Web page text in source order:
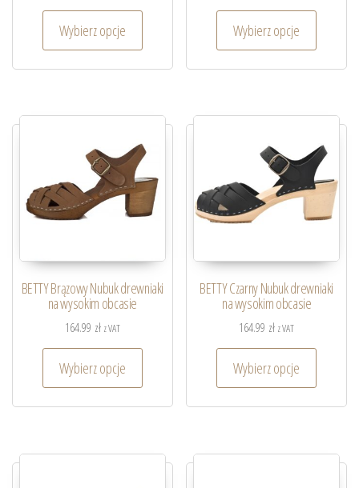
Wybierz opcje Wybierz opcje
BETTY Brązowy Nubuk drewniaki
na wysokim obcasie
164.99 zł z VAT
Wybierz opcje
BETTY Czarny Nubuk drewniaki
na wysokim obcasie
164.99 zł z VAT
Wybierz opcje